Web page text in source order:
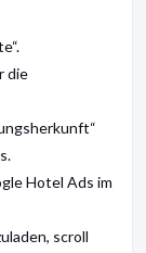
die
Hotel Ads im
scroll